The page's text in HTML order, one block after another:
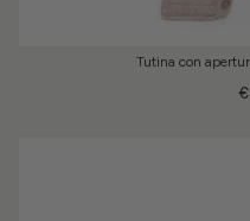
Tutina con